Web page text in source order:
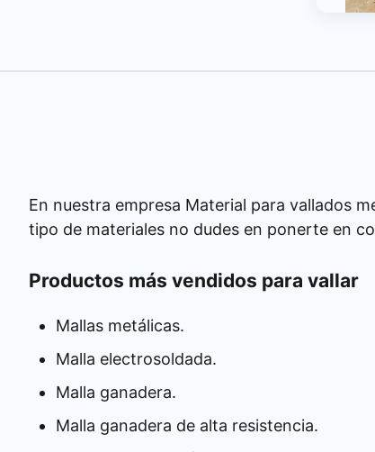
En nuestra empresa Material para vallados
tipo de materiales no dudes en ponerte en
Productos más vendidos para vallar
Mallas metálicas.
Malla electrosoldada.
Malla ganadera.
Malla ganadera de alta resistencia.